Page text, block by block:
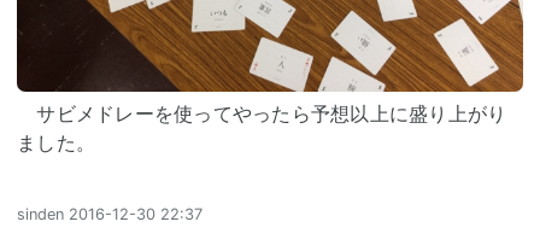
サビメドレーを使ってやったら予想以上に盛り上がり
ました。
sinden 2016-12-30 22:37